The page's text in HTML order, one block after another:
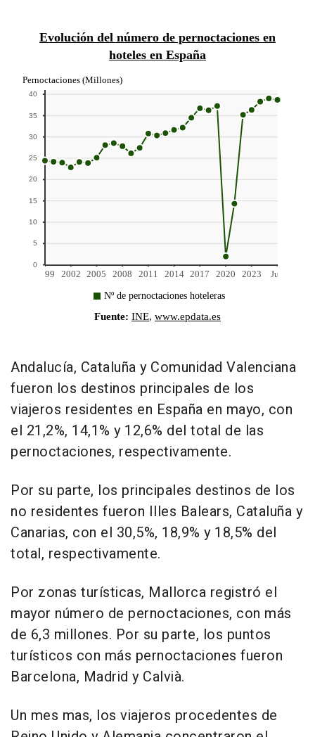
Andalucía, Cataluña y Comunidad Valenciana
fueron los destinos principales de los
viajeros residentes en España en mayo, con
el 21,2%, 14,1% y 12,6% del total de las
pernoctaciones, respectivamente.
Por su parte, los principales destinos de los
no residentes fueron Illes Balears, Cataluña y
Canarias, con el 30,5%, 18,9% y 18,5% del
total, respectivamente.
Por zonas turísticas, Mallorca registró el
mayor número de pernoctaciones, con más
de 6,3 millones. Por su parte, los puntos
turísticos con más pernoctaciones fueron
Barcelona, Madrid y Calvià.
Un mes mas, los viajeros procedentes de